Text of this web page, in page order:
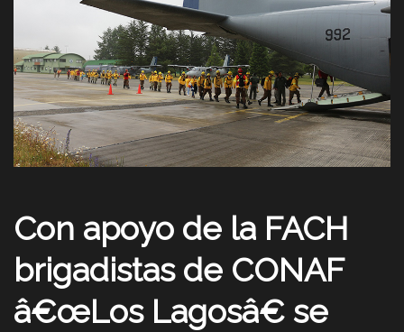
Con apoyo de la FACH
brigadistas de CONAF
â€œLos Lagosâ€ se